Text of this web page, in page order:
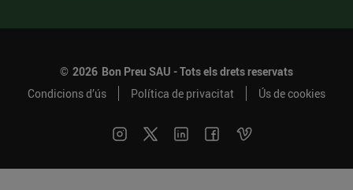
© 2026 Bon Preu SAU - Tots els drets reservats
Condicions d’ús
Política de privacitat Ús de cookies